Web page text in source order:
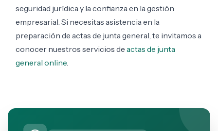
seguridad jurídica y la confianza en la gestión
empresarial. Si necesitas asistencia en la
preparación de actas de junta general, te invitamos a
conocer nuestros servicios de actas de junta
general online.